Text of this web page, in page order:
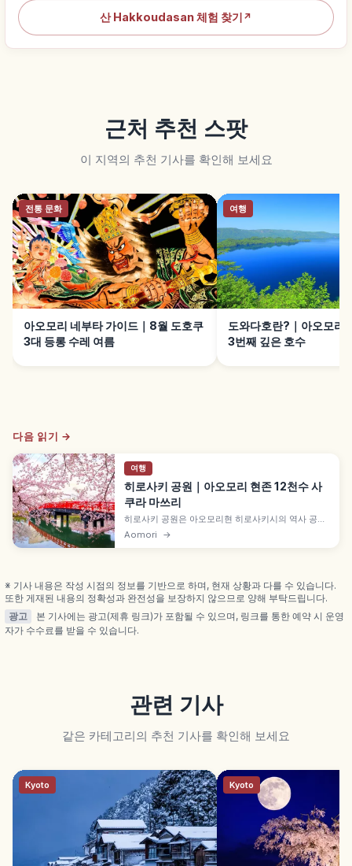
산 Hakkoudasan 체험 찾기 ↗
근처 추천 스팟
이 지역의 추천 기사를 확인해 보세요
전통 문화
아오모리 네부타 가이드｜8월 도호쿠
3대 등롱 수레 여름
여행
도와다호란?｜아오모리·
3번째 깊은 호수
다음 읽기 →
여행
히로사키 공원｜아오모리 현존 12천수 사
쿠라 마쓰리
히로사키 공원은 아오모리현 히로사키시의 역사 공원
으로, 현존 12천수 중 하나인 히로사키성을 중심으로
Aomori →
※ 기사 내용은 작성 시점의 정보를 기반으로 하며, 현재 상황과 다를 수 있습니다.
또한 게재된 내용의 정확성과 완전성을 보장하지 않으므로 양해 부탁드립니다.
광고
본 기사에는 광고(제휴 링크)가 포함될 수 있으며, 링크를 통한 예약 시 운영
자가 수수료를 받을 수 있습니다.
관련 기사
같은 카테고리의 추천 기사를 확인해 보세요
Kyoto Kyoto